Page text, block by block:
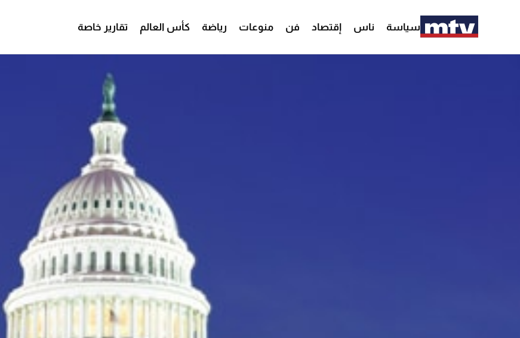
سياسة ناس إقتصاد فن منوعات رياضة كأس العالم تقارير خاصة